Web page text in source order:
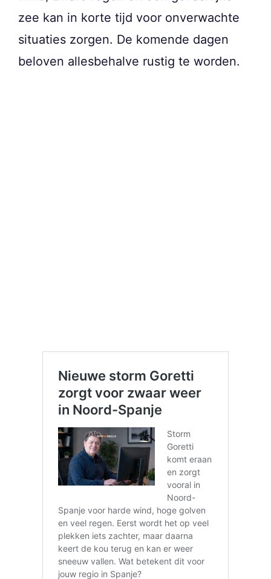
zee kan in korte tijd voor onverwachte
situaties zorgen. De komende dagen
beloven allesbehalve rustig te worden.